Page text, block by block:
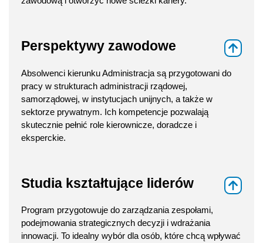
Perspektywy zawodowe
Absolwenci kierunku Administracja są przygotowani do
pracy w strukturach administracji rządowej,
samorządowej, w instytucjach unijnych, a także w
sektorze prywatnym. Ich kompetencje pozwalają
skutecznie pełnić role kierownicze, doradcze i
eksperckie.
Studia kształtujące liderów
Program przygotowuje do zarządzania zespołami,
podejmowania strategicznych decyzji i wdrażania
innowacji. To idealny wybór dla osób, które chcą wpływać